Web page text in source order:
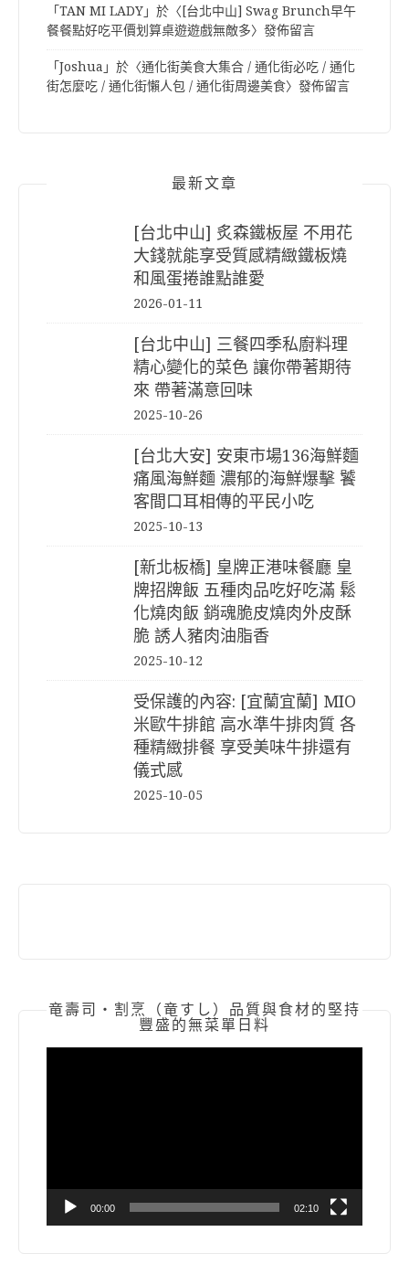
「TAN MI LADY」於〈 [台北中山] Swag Brunch早午
餐餐點好吃平價划算桌遊遊戲無敵多〉發佈留言
「Joshua 」於〈通化街美食大集合 / 通化街必吃 / 通化
街怎麼吃 / 通化街懶人包 / 通化街周邊美食〉發佈留言
最新文章
[台北中山] 炙森鐵板屋 不用花
大錢就能享受質感精緻鐵板燒
和風蛋捲誰點誰愛
2026-01-11
[台北中山] 三餐四季私廚料理
精心變化的菜色 讓你帶著期待
來 帶著滿意回味
2025-10-26
[台北大安] 安東市場136海鮮麵
痛風海鮮麵 濃郁的海鮮爆擊 饕
客間口耳相傳的平民小吃
2025-10-13
[新北板橋] 皇牌正港味餐廳 皇
牌招牌飯 五種肉品吃好吃滿 鬆
化燒肉飯 銷魂脆皮燒肉外皮酥
脆 誘人豬肉油脂香
2025-10-12
受保護的內容: [宜蘭宜蘭] MIO
米歐牛排館 高水準牛排肉質 各
種精緻排餐 享受美味牛排還有
儀式感
2025-10-05
竜壽司‧割烹（竜すし）品質與食材的堅持
豐盛的無菜單日料
00:00 02:10